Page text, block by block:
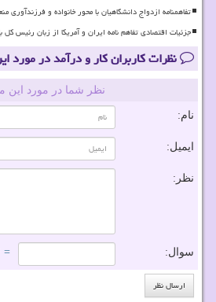
تفاهمنامه ازدواج دانشگاهیان با محور خانواده و فرزندآوری
جزئیات اقتصادی تفاهم نامه ایران و آمریکا از زبان رئیس کل
نظرات کاربران کار و درآمد در مورد
نظر شما در مورد این
نام:
ایمیل:
نظر:
سوال: = ۶ بعلاوه ۵